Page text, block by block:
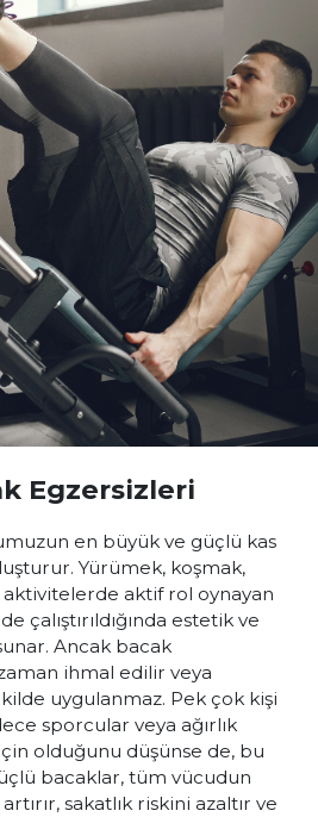
Egzersizleri
en büyük ve güçlü kas
Yürümek, koşmak,
aktif rol oynayan
çalıştırıldığında estetik ve
Ancak bacak
ihmal edilir veya
uygulanmaz. Pek çok kişi
sporcular veya ağırlık
olduğunu düşünse de, bu
bacaklar, tüm vücudun
sakatlık riskini azaltır ve